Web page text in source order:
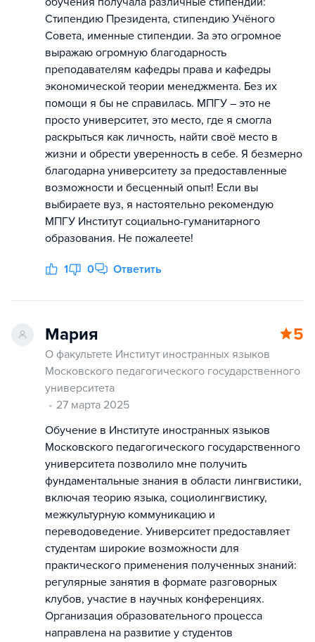
Стипендию Президента, стипендию Учёного
Совета, именные стипендии. За это огромное
выражаю огромную благодарность
преподавателям кафедры права и кафедры
экономической теории менеджмента. Без их
помощи я бы не справилась. МПГУ – это не
просто университет, это место, где я смогла
раскрыться как личность, найти своё место в
жизни и обрести уверенность в себе. Я безмерно
благодарна университету за предоставленные
возможности и бесценный опыт! Если вы
выбираете вуз, я настоятельно рекомендую
МПГУ Институт социально-гуманитарного
образования. Не пожалеете!
1 0 Ответить
Мария 5
О факультете Институт иностранных языков
Московского педагогического государственного
университета
27 марта 2025
Обучение в Институте иностранных языков
Московского педагогического государственного
университета позволило мне получить
фундаментальные знания в области лингвистики,
включая теорию языка, социолингвистику,
межкультурную коммуникацию и
переводоведение. Университет предоставляет
студентам широкие возможности для
практического применения полученных знаний:
регулярные занятия в формате разговорных
клубов, участие в научных конференциях.
Организация образовательного процесса
направлена на развитие у студентов